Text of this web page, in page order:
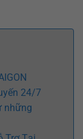
24/7
những